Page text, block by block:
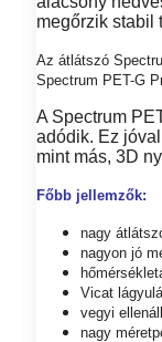
megőrzik stabil
Az átlátszó
Spectrum PET-G
A Spectrum
adódik. Ez
mint más, 3D
Főbb jellemzők:
nagy
nagyon jó
Vicat
vegyi
nagy